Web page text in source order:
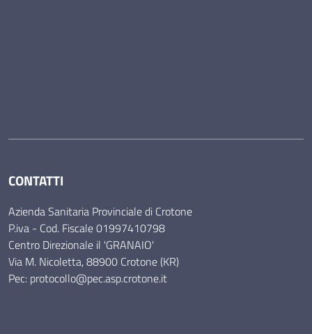
CONTATTI
Azienda Sanitaria Provinciale di Crotone
P.iva - Cod. Fiscale 01997410798
Centro Direzionale il 'GRANAIO'
Via M. Nicoletta, 88900 Crotone (KR)
Pec: protocollo@pec.asp.crotone.it